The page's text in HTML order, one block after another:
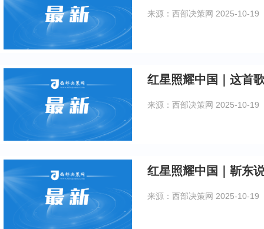
来源：西部决策网 2025-10-19
红星照耀中国｜这首
来源：西部决策网 2025-10-19
红星照耀中国｜靳东
来源：西部决策网 2025-10-19